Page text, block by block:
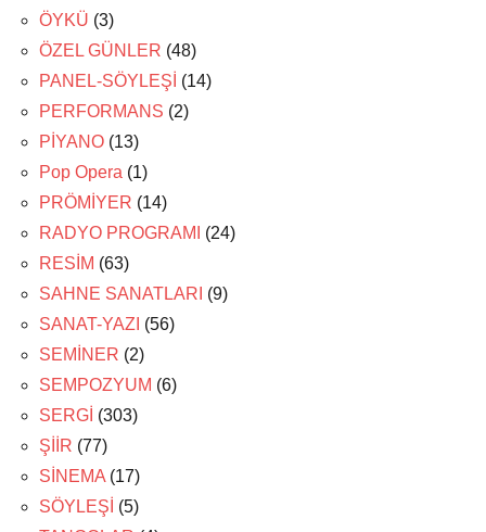
ÖYKÜ (3)
ÖZEL GÜNLER (48)
PANEL-SÖYLEŞİ (14)
PERFORMANS (2)
PİYANO (13)
Pop Opera (1)
PRÖMİYER (14)
RADYO PROGRAMI
(24)
RESİM (63)
SAHNE SANATLARI (9)
SANAT-YAZI (56)
SEMİNER (2)
SEMPOZYUM (6)
SERGİ (303)
ŞİİR (77)
SİNEMA (17)
SÖYLEŞİ (5)